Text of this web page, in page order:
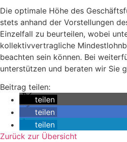
Die optimale Höhe des
stets anhand der Vorstellungen
Einzelfall zu beurteilen, wobei
kollektivvertragliche
beachten sein können. Bei
unterstützen und beraten wir Sie
Beitrag teilen:
teilen
teilen
teilen
Zurück zur Übersicht